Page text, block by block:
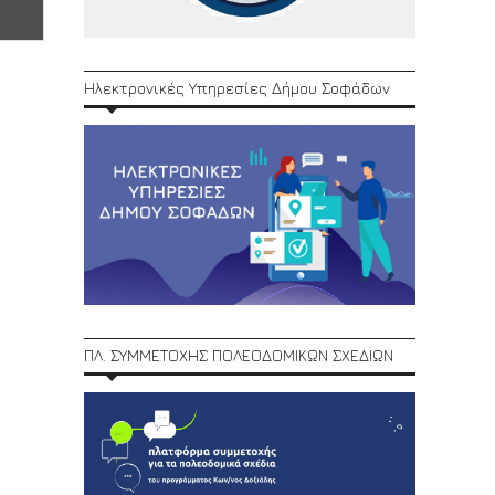
Ηλεκτρονικές Υπηρεσίες Δήμου Σοφάδων
ΠΛ. ΣΥΜΜΕΤΟΧΗΣ ΠΟΛΕΟΔΟΜΙΚΩΝ ΣΧΕΔΙΩΝ